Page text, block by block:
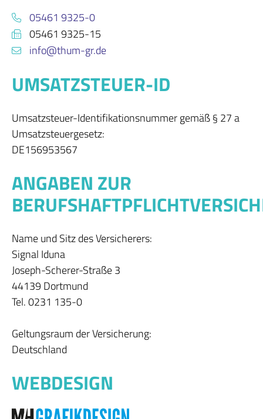
 05461 9325-0
 05461 9325-15
 info@thum-gr.de
UMSATZSTEUER-ID
Umsatzsteuer-Identifikationsnummer gemäß § 27 a
Umsatzsteuergesetz:
DE156953567
ANGABEN ZUR
Name und Sitz des Versicherers:
Signal Iduna
Joseph-Scherer-Straße 3
44139 Dortmund
Tel. 0231 135-0
Geltungsraum der Versicherung:
Deutschland
WEBDESIGN